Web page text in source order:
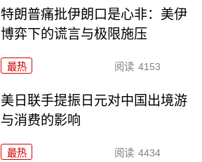
特朗普痛批伊朗口是心非：美伊
博弈下的谎言与极限施压
最热 阅读 4153
美日联手提振日元对中国出境游
与消费的影响
最热 阅读 4434